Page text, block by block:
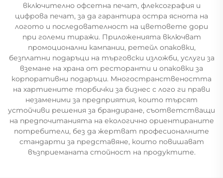
включително офсетна печат, флексография и
цифрова печат, за да гарантира остра яснота на
логото и последователност на цветовете дори
при големи тиражи. Приложенията включват
промоционални кампании, ретейл опаковки,
безплатни подаръци на търговски изложби, услуги за
вземане на храна от ресторанти и опаковки за
корпоративни подаръци. Многостранствеността
на хартиените торбички за бизнес с лого ги прави
незаменими за предприятия, които търсят
устойчиви решения за брандиране, съответстващи
на предпочитанията на екологично ориентираните
потребители, без да жертват професионалните
стандарти за представяне, които повишават
възприеманата стойност на продуктите.